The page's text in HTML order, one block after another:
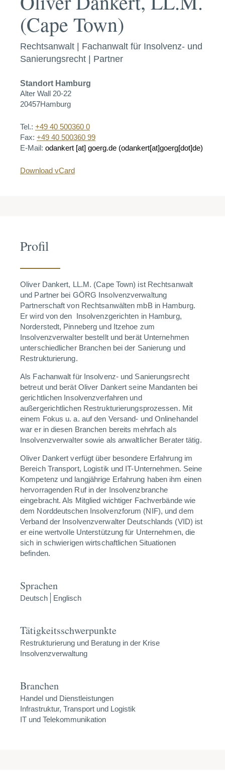
(Cape Town)
Rechtsanwalt | Fachanwalt für Insolvenz- und
Sanierungsrecht | Partner
Standort Hamburg
Alter Wall 20-22
20457Hamburg
Tel.: +49 40 500360 0
Fax: +49 40 500360 99
E-Mail: odankert [at] goerg.de (odankert[at]goerg[dot]de)
Download vCard
Profil
Oliver Dankert, LL.M. (Cape Town) ist Rechtsanwalt
und Partner bei GÖRG Insolvenzverwaltung
Partnerschaft von Rechtsanwälten mbB in Hamburg.
Er wird von den Insolvenzgerichten in Hamburg,
Norderstedt, Pinneberg und Itzehoe zum
Insolvenzverwalter bestellt und berät Unternehmen
unterschiedlicher Branchen bei der Sanierung und
Restrukturierung.
Als Fachanwalt für Insolvenz- und Sanierungsrecht
betreut und berät Oliver Dankert seine Mandanten bei
gerichtlichen Insolvenzverfahren und
außergerichtlichen Restrukturierungsprozessen. Mit
einem Fokus u. a. auf den Versand- und Onlinehandel
war er in diesen Branchen bereits mehrfach als
Insolvenzverwalter sowie als anwaltlicher Berater tätig.
Oliver Dankert verfügt über besondere Erfahrung im
Bereich Transport, Logistik und IT-Unternehmen. Seine
Kompetenz und langjährige Erfahrung haben ihm einen
hervorragenden Ruf in der Insolvenzbranche
eingebracht. Als Mitglied wichtiger Fachverbände wie
dem Norddeutschen Insolvenzforum (NIF), und dem
Verband der Insolvenzverwalter Deutschlands (VID) ist
er eine wertvolle Unterstützung für Unternehmen, die
sich in schwierigen wirtschaftlichen Situationen
befinden.
Sprachen
Deutsch Englisch
Tätigkeitsschwerpunkte
Restrukturierung und Beratung in der Krise
Insolvenzverwaltung
Branchen
Handel und Dienstleistungen
Infrastruktur, Transport und Logistik
IT und Telekommunikation